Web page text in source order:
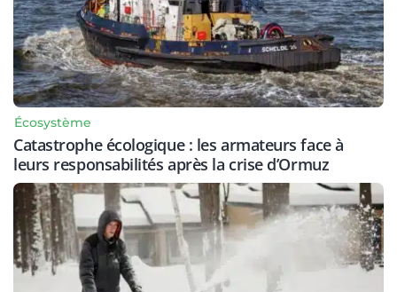
Écosystème
Catastrophe écologique : les armateurs face à
leurs responsabilités après la crise d’Ormuz